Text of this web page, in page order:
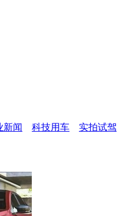
新闻 科技用车 实拍试驾